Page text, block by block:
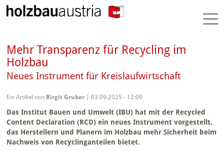
Mehr Transparenz für Recycling im
Holzbau
Neues Instrument für Kreislaufwirtschaft
Ein Artikel von Birgit Gruber| 03.09.2025 - 12:00
Das Institut Bauen und Umwelt (IBU) hat mit der Recycled
Content Declaration (RCD) ein neues Instrument vorgestellt,
das Herstellern und Planern im Holzbau mehr Sicherheit beim
Nachweis von Recyclinganteilen bietet.